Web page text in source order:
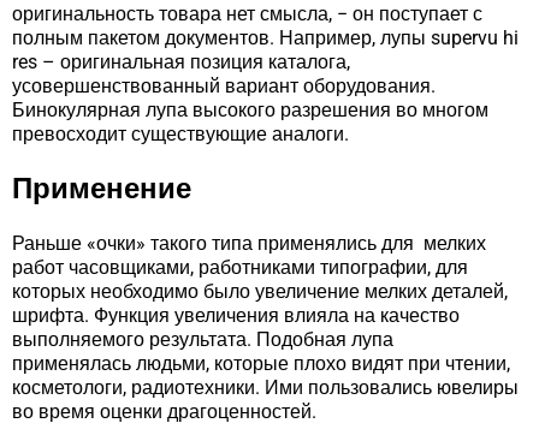
оригинальность товара нет смысла, − он поступает с
полным пакетом документов. Например, лупы supervu hi
res – оригинальная позиция каталога,
усовершенствованный вариант оборудования.
Бинокулярная лупа высокого разрешения во многом
превосходит существующие аналоги.
Применение
Раньше «очки» такого типа применялись для мелких
работ часовщиками, работниками типографии, для
которых необходимо было увеличение мелких деталей,
шрифта. Функция увеличения влияла на качество
выполняемого результата. Подобная лупа
применялась людьми, которые плохо видят при чтении,
косметологи, радиотехники. Ими пользовались ювелиры
во время оценки драгоценностей.